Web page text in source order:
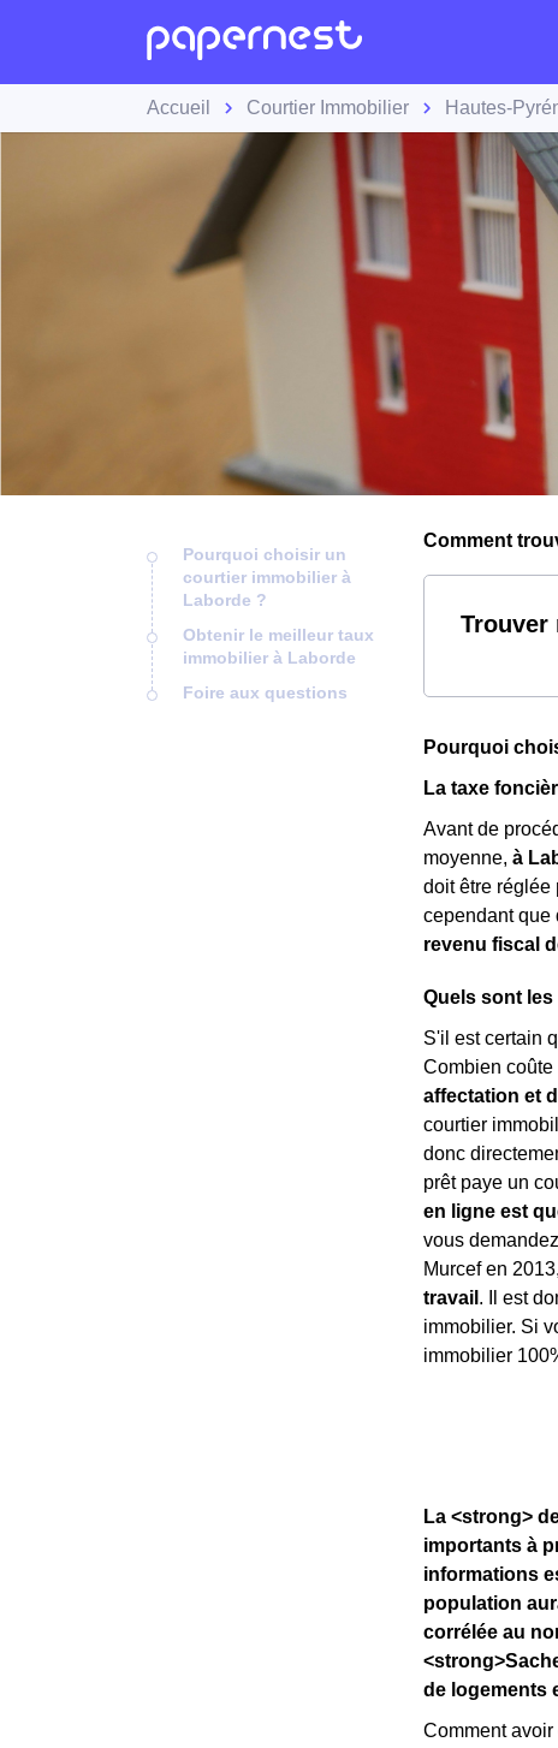
Accueil Courtier Immobilier Hautes-
Pourquoi choisir un
courtier immobilier à
Laborde ?
Obtenir le meilleur taux
immobilier à Laborde
Foire aux questions
Comment
Trouver
Pourquoi
La taxe
Avant de
moyenne, à
doit être réglée
cependant que
revenu fiscal
Quels sont
S'il est certain
Combien
affectation et
courtier
donc
prêt paye un
en ligne est
vous
Murcef en
travail . Il est
immobilier. Si
immobilier
La <strong>
importants à
informations
population
corrélée au
de logements
Comment